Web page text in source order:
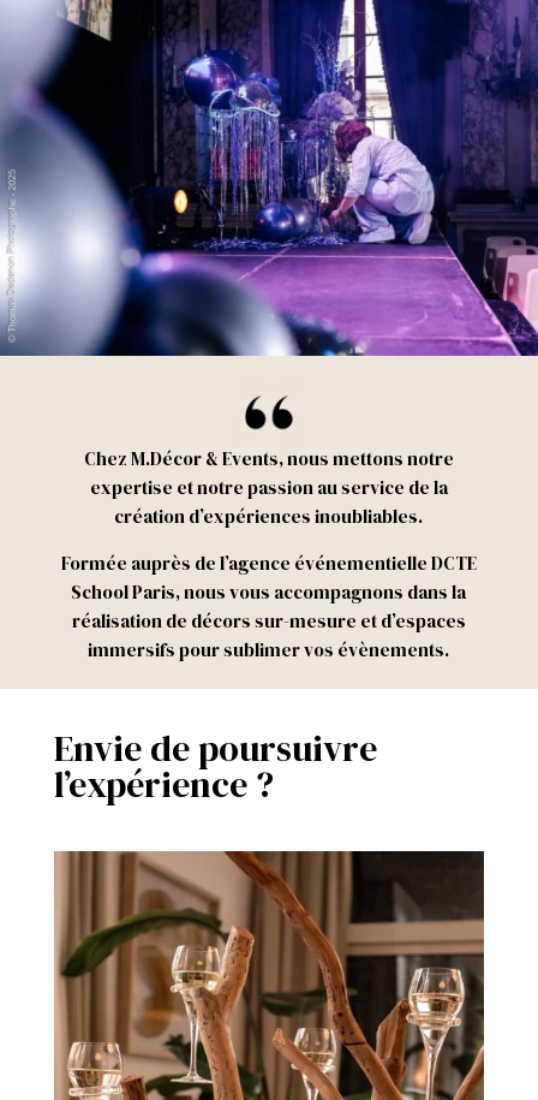
ChezM.Décor&Events, nous mettons notre
expertise et notre passion au service de la
création d’expériences inoubliables.
Formée auprès de l’agence événementielle DCTE
SchoolParis, nous vous accompagnons dans la
réalisation de décorssur-mesure et d’espaces
immersifs pour sublimer vos évènements.
Envie de poursuivre
l’expérience ?